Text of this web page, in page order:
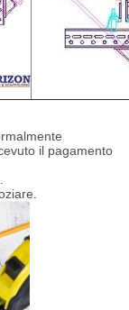
il pagamento